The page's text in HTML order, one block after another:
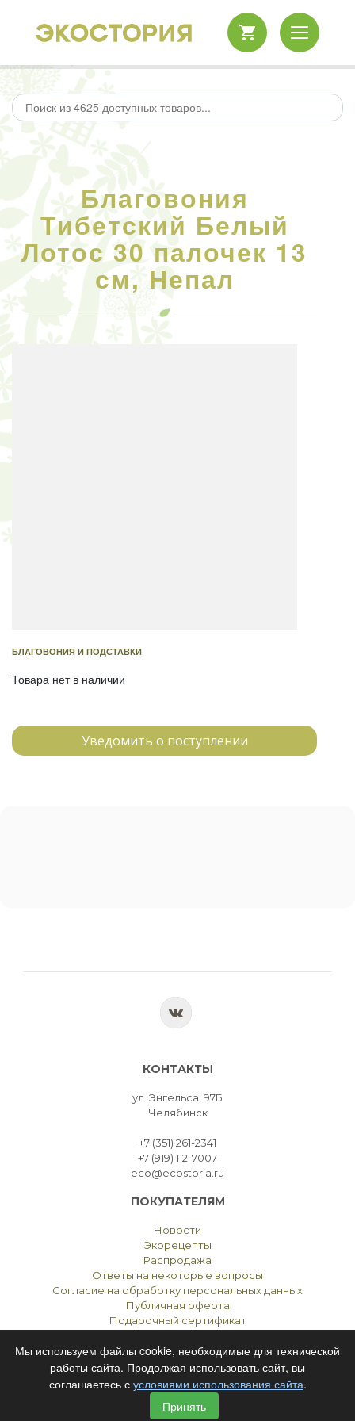
Благовония
Тибетский Белый
Лотос 30 палочек 13
см, Непал
БЛАГОВОНИЯ И ПОДСТАВКИ
Товара нет в наличии
Уведомить о поступлении
КОНТАКТЫ
ул. Энгельса, 97Б
Челябинск
+7 (351) 261-2341
+7 (919) 112-7007
eco@ecostoria.ru
ПОКУПАТЕЛЯМ
Новости
Экорецепты
Распродажа
Ответы на некоторые вопросы
Согласие на обработку персональных данных
Публичная оферта
Подарочный сертификат
ЭКОСТОРИЯЧЕЛЯБИНСК © 2021
Мы используем файлы cookie, необходимые для технической
работы сайта. Продолжая использовать сайт, вы
соглашаетесь с условиями использования сайта.
Принять